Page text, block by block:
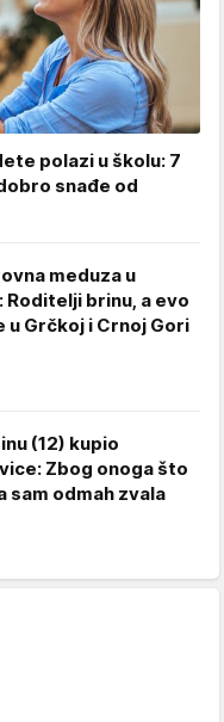
polazi u školu: 7
snađe od
meduza u
brinu, a evo
u Grčkoj i Crnoj Gori
(12) kupio
Zbog onoga što
sam odmah zvala